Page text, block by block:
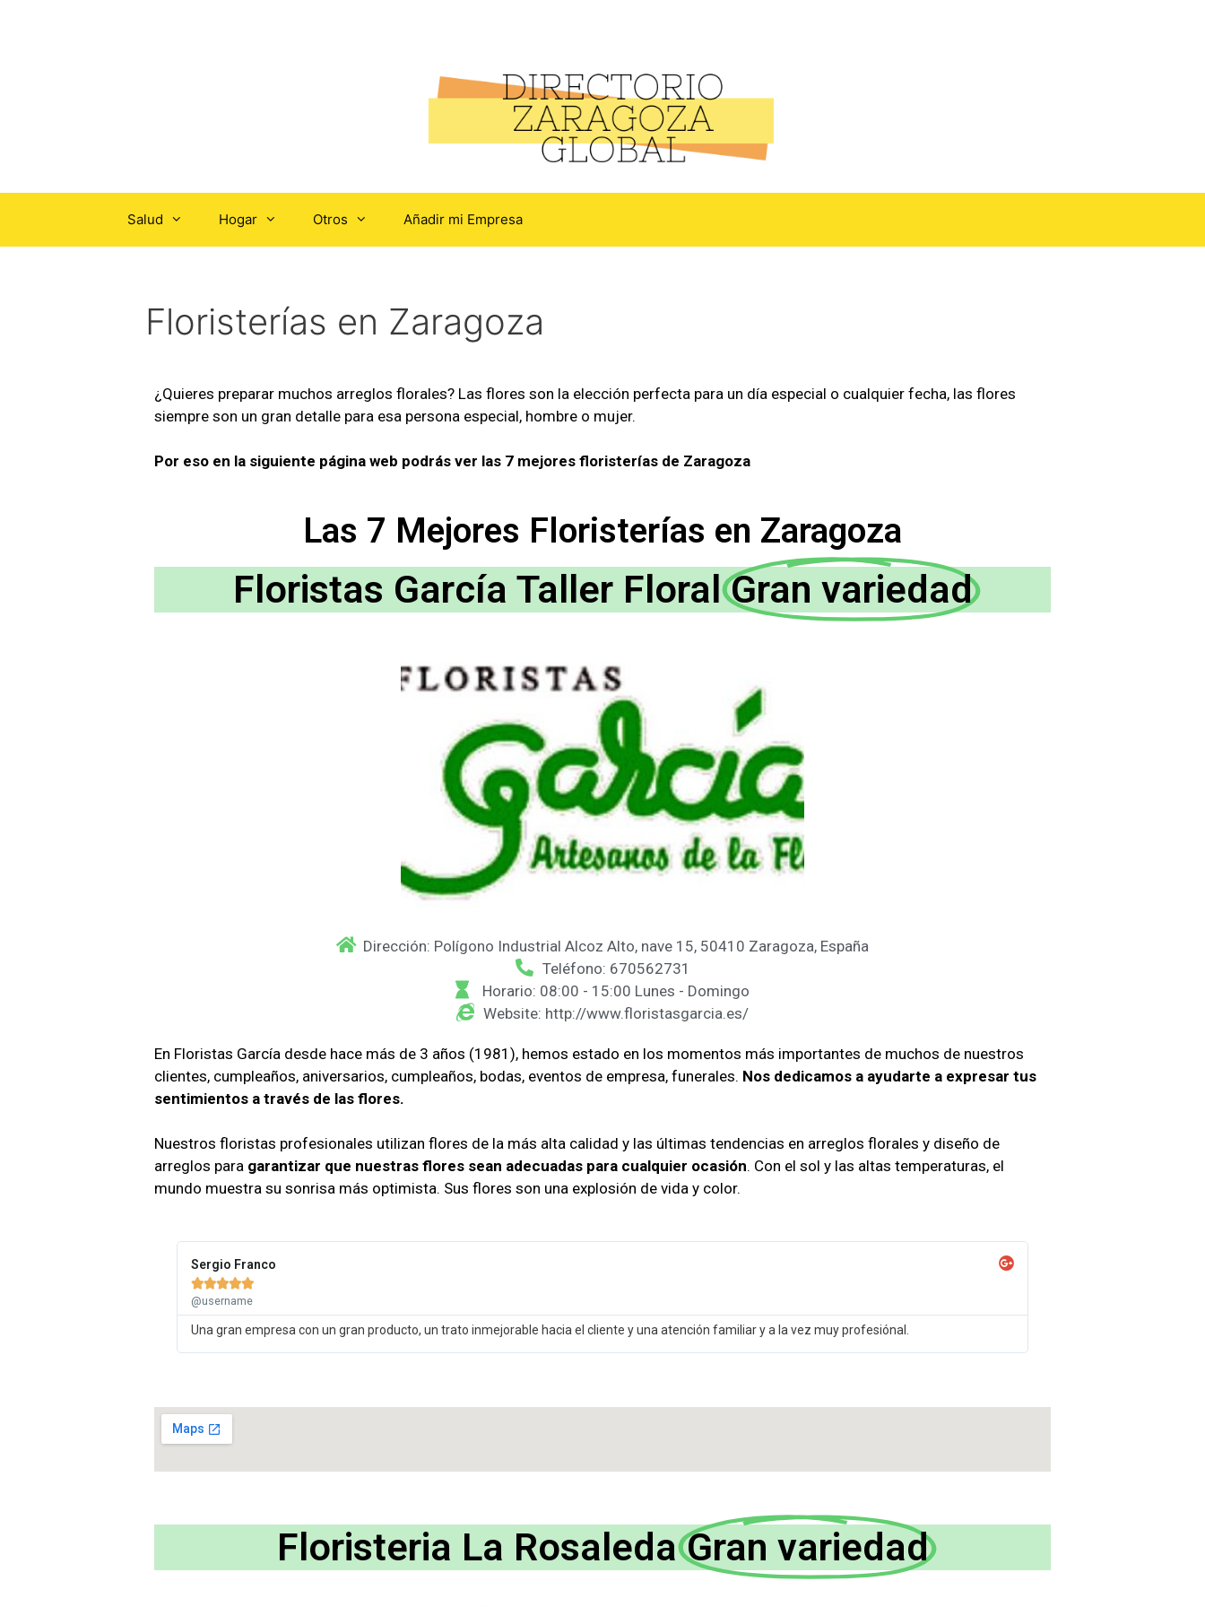
Salud Hogar Otros Añadir mi Empresa
Floristerías en Zaragoza
¿Quieres preparar muchos arreglos florales? Las flores son la elección perfecta para un día especial o cualquier fecha, las flores
siempre son un gran detalle para esa persona especial, hombre o mujer.
Por eso en la siguiente página web podrás ver las 7 mejores floristerías de Zaragoza
Las 7 Mejores Floristerías en Zaragoza
Floristas García Taller Floral Gran variedad
Dirección: Polígono Industrial Alcoz Alto, nave 15, 50410 Zaragoza, España
Teléfono: 670562731
Horario: 08:00 - 15:00 Lunes - Domingo
Website: http://www.floristasgarcia.es/
En Floristas García desde hace más de 3 años (1981), hemos estado en los momentos más importantes de muchos de nuestros
clientes, cumpleaños, aniversarios, cumpleaños, bodas, eventos de empresa, funerales. Nos dedicamos a ayudarte a expresar tus
sentimientos a través de las flores.
Nuestros floristas profesionales utilizan flores de la más alta calidad y las últimas tendencias en arreglos florales y diseño de
arreglos para garantizar que nuestras flores sean adecuadas para cualquier ocasión. Con el sol y las altas temperaturas, el
mundo muestra su sonrisa más optimista. Sus flores son una explosión de vida y color.
Sergio Franco

@username
Una gran empresa con un gran producto, un trato inmejorable hacia el cliente y una atención familiar y a la vez muy profesiónal.
Floristeria La Rosaleda Gran variedad